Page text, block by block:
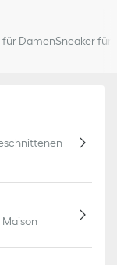
für DamenSneaker für